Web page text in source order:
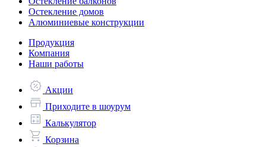
Остекление домов
Алюминиевые конструкции
Продукция
Компания
Наши работы
Акции
Приходите в шоурум
Калькулятор
Корзина